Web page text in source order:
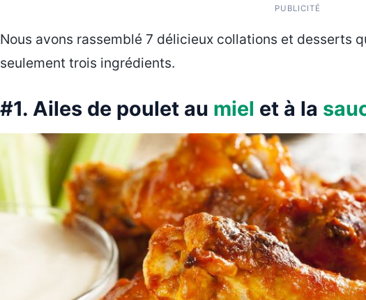
PUBLICITÉ
Nous avons rassemblé 7 délicieux collations et desserts
seulement trois ingrédients.
#1. Ailes de poulet au miel et à la